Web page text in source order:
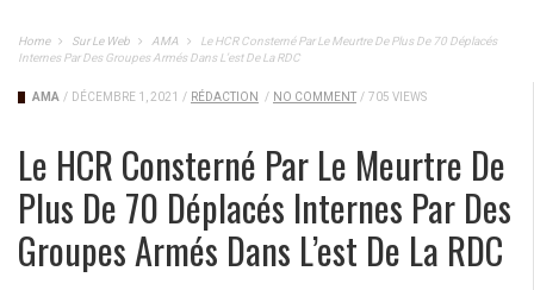
Home Sur Le Web AMA
Le HCR Consterné Par Le Meurtre De Plus De 70 Déplacés
Internes Par Des Groupes Armés Dans L’est De La RDC
AMA / DÉCEMBRE 1, 2021 / RÉDACTION / NO COMMENT / 705 VIEWS
Le HCR Consterné Par Le Meurtre De
Plus De 70 Déplacés Internes Par Des
Groupes Armés Dans L’est De La RDC